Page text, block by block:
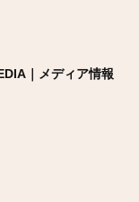
｜メディア情報